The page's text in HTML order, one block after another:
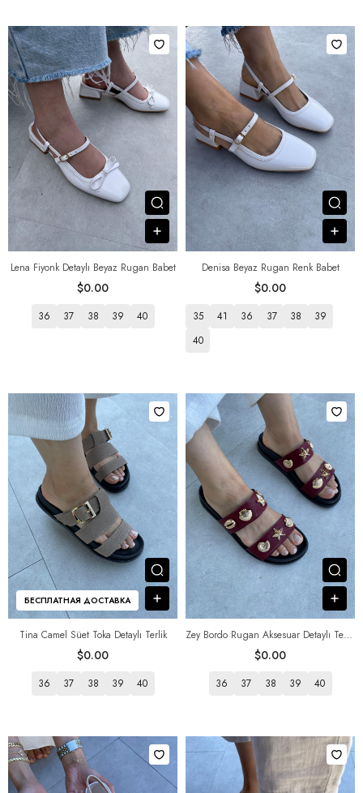
Lena Fiyonk Detaylı Beyaz Rugan Babet
$0.00
Посмотреть товар
36 37 38 39 40
Denisa Beyaz Rugan Renk Babet
$0.00
35 41 36 37 38
39
40
Tina Camel Süet Toka Detaylı Terlik
$0.00
БЕСПЛАТНАЯ ДОСТАВКА
Посмотреть товар
В корзину
36 37 38 39 40
Zey Bordo Rugan Aksesuar Detaylı Terlik
$0.00
36 37 38 39 40